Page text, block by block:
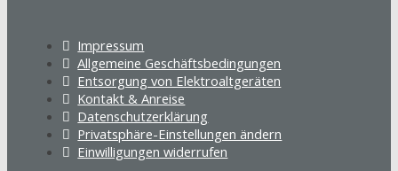
Impressum
Allgemeine Geschäftsbedingungen
Entsorgung von Elektroaltgeräten
Kontakt & Anreise
Datenschutzerklärung
Privatsphäre-Einstellungen ändern
Einwilligungen widerrufen